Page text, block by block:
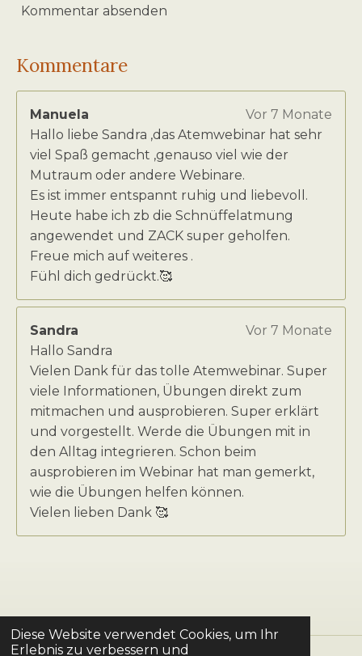
Diese Website verwendet Cookies, um Ihr
Erlebnis zu verbessern und
Kommentar absenden
Kommentare
Manuela
Vor 7 Monate
Hallo liebe Sandra ,das Atemwebinar hat sehr
viel Spaß gemacht ,genauso viel wie der
Mutraum oder andere Webinare.
Es ist immer entspannt ruhig und liebevoll.
Heute habe ich zb die Schnüffelatmung
angewendet und ZACK super geholfen.
Freue mich auf weiteres .
Fühl dich gedrückt.🥰
Sandra
Vor 7 Monate
Hallo Sandra
Vielen Dank für das tolle Atemwebinar. Super
viele Informationen, Übungen direkt zum
mitmachen und ausprobieren. Super erklärt
und vorgestellt. Werde die Übungen mit in
den Alltag integrieren. Schon beim
ausprobieren im Webinar hat man gemerkt,
wie die Übungen helfen können.
Vielen lieben Dank 🥰